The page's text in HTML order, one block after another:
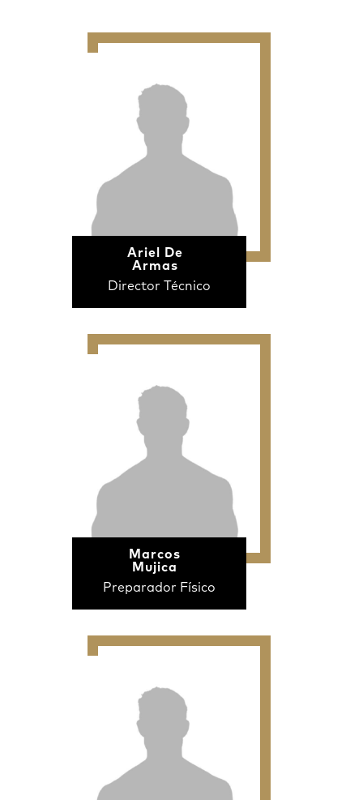
Ariel De
Armas
Director Técnico
Marcos
Mujica
Preparador Físico